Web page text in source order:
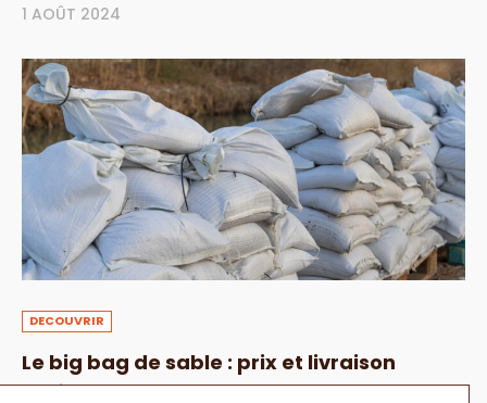
1 AOÛT 2024
DECOUVRIR
Le big bag de sable : prix et livraison
1 AOÛT 2024